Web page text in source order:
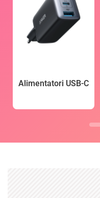
Alimentatori USB-C